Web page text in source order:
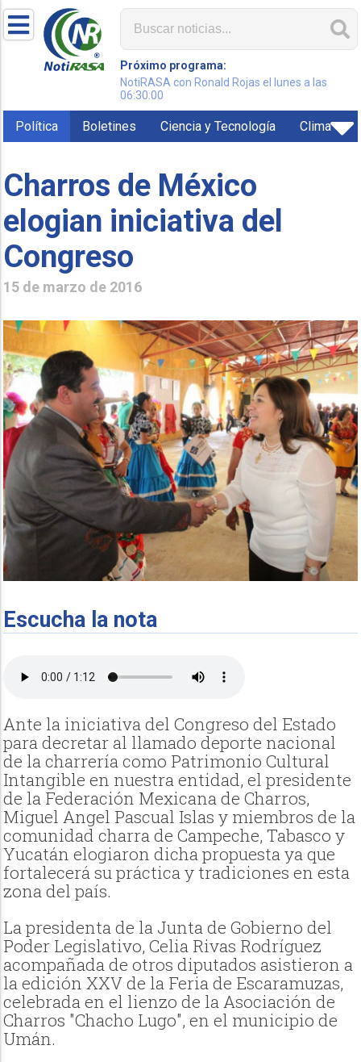
Próximo programa:
NotiRASA con Ronald Rojas el lunes a las
06:30:00
Política Boletines Ciencia y Tecnología Clima
Charros de México
elogian iniciativa del
Congreso
15 de marzo de 2016
Escucha la nota
Ante la iniciativa del Congreso del Estado
para decretar al llamado deporte nacional
de la charrería como Patrimonio Cultural
Intangible en nuestra entidad, el presidente
de la Federación Mexicana de Charros,
Miguel Angel Pascual Islas y miembros de la
comunidad charra de Campeche, Tabasco y
Yucatán elogiaron dicha propuesta ya que
fortalecerá su práctica y tradiciones en esta
zona del país.
La presidenta de la Junta de Gobierno del
Poder Legislativo, Celia Rivas Rodríguez
acompañada de otros diputados asistieron a
la edición XXV de la Feria de Escaramuzas,
celebrada en el lienzo de la Asociación de
Charros "Chacho Lugo", en el municipio de
Umán.